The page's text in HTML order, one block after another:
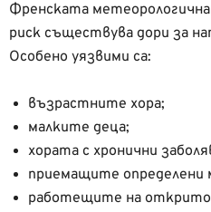
Френската
риск съществува дори за
Особено уязвими са:
възрастните хора;
малките деца;
хората с хронични
приемащите определени
работещите на